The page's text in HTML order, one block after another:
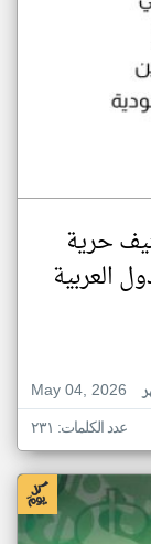
حرية
العربية
May 04, 2026
عدد الكلمات: ٢٣١